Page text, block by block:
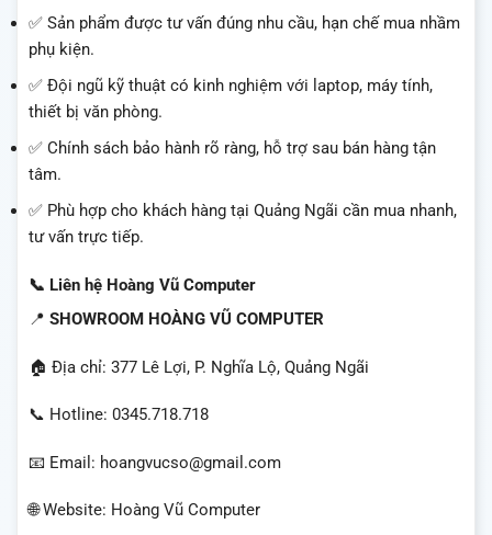
✅ Sản phẩm được tư vấn đúng nhu cầu, hạn chế mua nhầm
phụ kiện.
✅ Đội ngũ kỹ thuật có kinh nghiệm với laptop, máy tính,
thiết bị văn phòng.
✅ Chính sách bảo hành rõ ràng, hỗ trợ sau bán hàng tận
tâm.
✅ Phù hợp cho khách hàng tại Quảng Ngãi cần mua nhanh,
tư vấn trực tiếp.
📞 Liên hệ Hoàng Vũ Computer
📍 SHOWROOM HOÀNG VŨ COMPUTER
🏠 Địa chỉ: 377 Lê Lợi, P. Nghĩa Lộ, Quảng Ngãi
📞 Hotline: 0345.718.718
📧 Email: hoangvucso@gmail.com
🌐 Website: Hoàng Vũ Computer